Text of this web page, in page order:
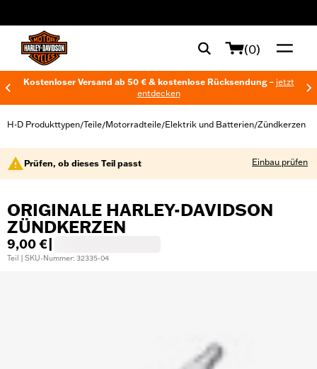
(0)
Kostenloser Versand ab 50 € & kostenlose Rücksendung – jetzt
entdecken
H-D Produkttypen/Teile/Motorradteile/Elektrik und Batterien/Zündkerzen
Prüfen, ob dieses Teil passt Einbau prüfen
ORIGINALE HARLEY-DAVIDSON
ZÜNDKERZEN
9,00 €
Teil | SKU-Nummer: 32335-04